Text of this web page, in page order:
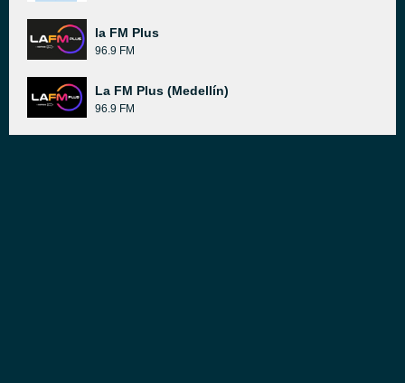
la FM Plus
96.9 FM
La FM Plus (Medellín)
96.9 FM